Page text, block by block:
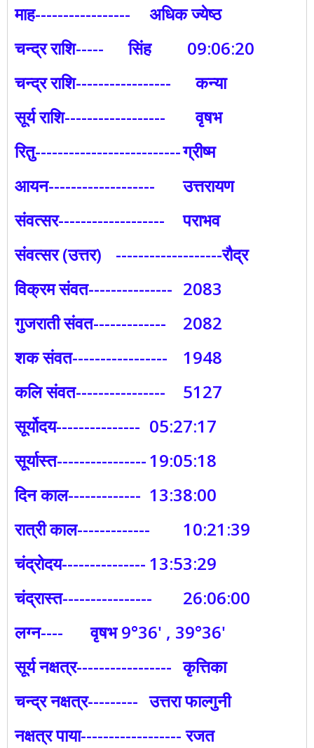
माह-----------------
अधिक ज्येष्ठ
चन्द्र राशि-----
सिंह
09:06:20
चन्द्र राशि-----------------
कन्या
सूर्य राशि------------------
वृषभ
रितु--------------------------ग्रीष्म
आयन-------------------
उत्तरायण
संवत्सर-------------------
पराभव
संवत्सर (उत्तर)
-------------------रौद्र
विक्रम संवत--------------- 2083
गुजराती संवत-------------
2082
शक संवत-----------------
1948
कलि संवत----------------
5127
सूर्योदय--------------- 05:27:17
सूर्यास्त----------------19:05:18
दिन काल------------- 13:38:00
रात्री काल-------------
10:21:39
चंद्रोदय--------------- 13:53:29
चंद्रास्त----------------
26:06:00
लग्न----
वृषभ 9°36' , 39°36'
सूर्य नक्षत्र----------------- कृत्तिका
चन्द्र नक्षत्र--------- उत्तरा फाल्गुनी
नक्षत्र पाया------------------ रजत